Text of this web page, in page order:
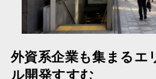
外資系企業も集まるエ
ル開発すすむ